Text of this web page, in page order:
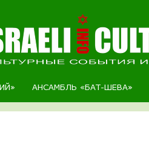
АНСАМБЛЬ «БАТ-ШЕВА»